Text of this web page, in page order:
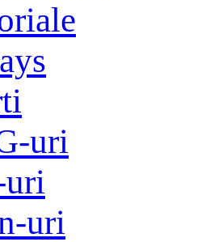
uri
uri